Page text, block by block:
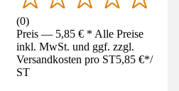
(0)
Preis — 5,85 € * Alle Preise
inkl. MwSt. und ggf. zzgl.
Versandkosten pro ST5,85 €*/
ST